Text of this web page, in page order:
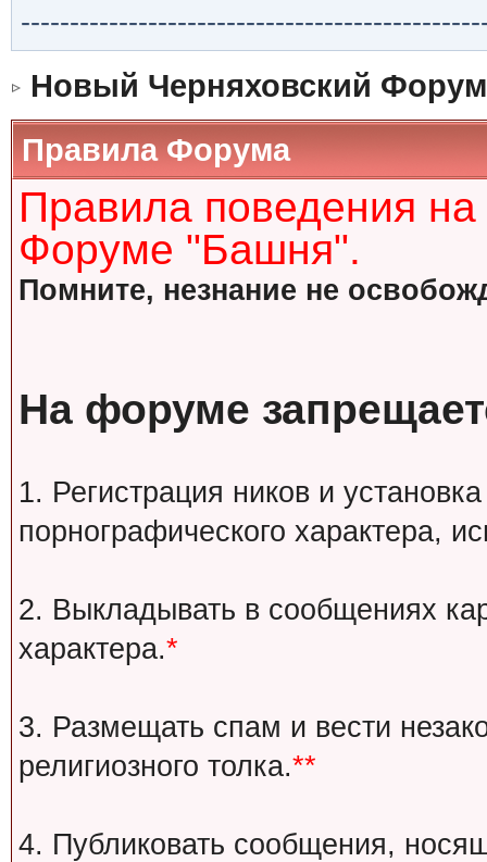
Новый Черняховский Форум
Правила Форума
Правила поведения
Форуме "Башня".
Помните, незнание не
На форуме
1. Регистрация ников и
порнографического характера,
2. Выкладывать в сообщениях
характера.*
3. Размещать спам и вести
религиозного толка.**
4. Публиковать сообщения,